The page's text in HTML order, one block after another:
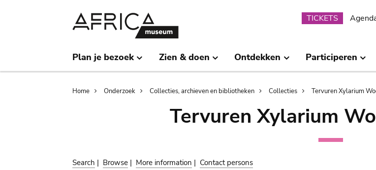
Submenu
TICKETS
Plan je bezoek Zien & doen Ontdekken Participeren
Breadcrumb
Home Onderzoek Collecties, archieven en bibliotheken Collecties Tervuren Xylarium
Tervuren Xylarium
Search | Browse | More information | Contact persons